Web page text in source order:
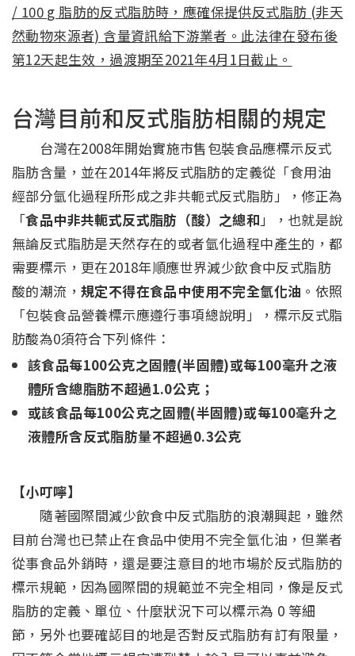
/ 100 g 脂肪的反式脂肪時，應確保提供反式脂肪 (非天
然動物來源者) 含量資訊給下游業者。此法律在發布後
第12天起生效，過渡期至2021年4月1日截止。
台灣目前和反式脂肪相關的規定
台灣在2008年開始實施市售包裝食品應標示反式
脂肪含量，並在2014年將反式脂肪的定義從「食用油
經部分氫化過程所形成之非共軛式反式脂肪」，修正為
「食品中非共軛式反式脂肪（酸）之總和 」，也就是說
無論反式脂肪是天然存在的或者氫化過程中產生的，都
需要標示，更在2018年順應世界減少飲食中反式脂肪
酸的潮流， 規定不得在食品中使用不完全氫化油 。依照
「包裝食品營養標示應遵行事項總說明」，標示反式脂
肪酸為0須符合下列條件：
該食品每100公克之固體(半固體)或每100毫升之液
體所含總脂肪不超過1.0公克；
或該食品每100公克之固體(半固體)或每100毫升之
液體所含反式脂肪量不超過0.3公克
【小叮嚀】
隨著國際間減少飲食中反式脂肪的浪潮興起，雖然
目前台灣也已禁止在食品中使用不完全氫化油，但業者
從事食品外銷時，還是要注意目的地市場於反式脂肪的
標示規範，因為國際間的規範並不完全相同，像是反式
脂肪的定義、單位、什麼狀況下可以標示為 0 等細
節，另外也要確認目的地是否對反式脂肪有訂有限量，